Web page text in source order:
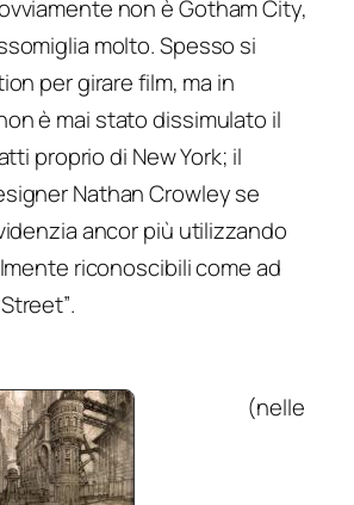
non è Gotham City,
molto. Spesso si
per girare film, ma in
è mai stato dissimulato il
proprio di New York; il
Nathan Crowley se
ancor più utilizzando
riconoscibili come ad
.
(nelle